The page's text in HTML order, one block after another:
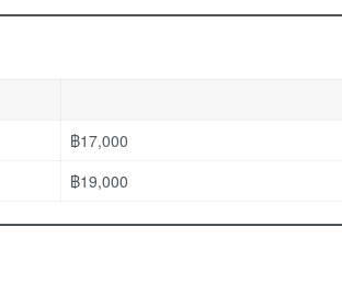
฿17,000
฿19,000